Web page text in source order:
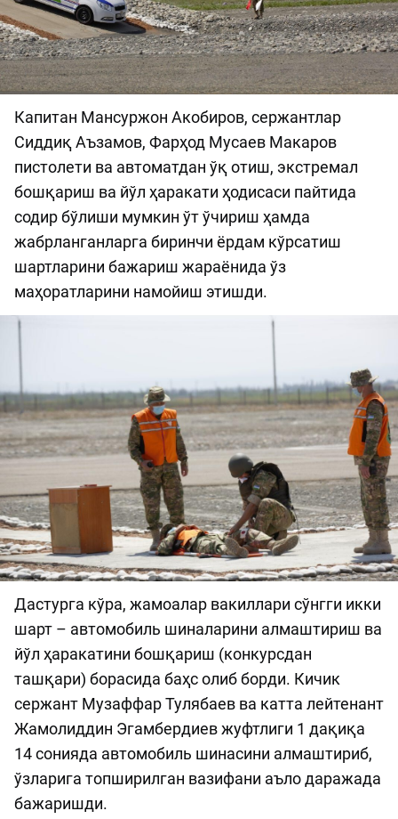
Капитан Мансуржон Акобиров, сержантлар
Сиддиқ Аъзамов, Фарҳод Мусаев Макаров
пистолети ва автоматдан ўқ отиш, экстремал
бошқариш ва йўл ҳаракати ҳодисаси пайтида
содир бўлиши мумкин ўт ўчириш ҳамда
жабрланганларга биринчи ёрдам кўрсатиш
шартларини бажариш жараёнида ўз
маҳоратларини намойиш этишди.
Дастурга кўра, жамоалар вакиллари сўнгги икки
шарт – автомобиль шиналарини алмаштириш ва
йўл ҳаракатини бошқариш (конкурсдан
ташқари) борасида баҳс олиб борди. Кичик
сержант Музаффар Тулябаев ва катта лейтенант
Жамолиддин Эгамбердиев жуфтлиги 1 дақиқа
14 сонияда автомобиль шинасини алмаштириб,
ўзларига топширилган вазифани аъло даражада
бажаришди.